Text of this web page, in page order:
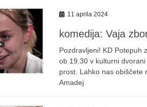
11 aprila 2024
komedija: Vaja
Pozdravljeni! KD Potepuh
ob 19.30 v kulturni
prost. Lahko nas obiščete
Amadej